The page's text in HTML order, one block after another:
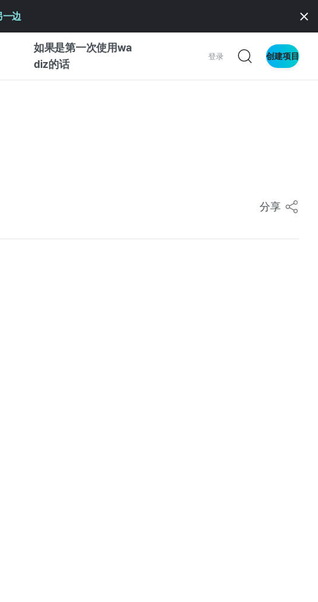
一边
如果是第一次使用wa
diz的话
登录 创建项目
分享